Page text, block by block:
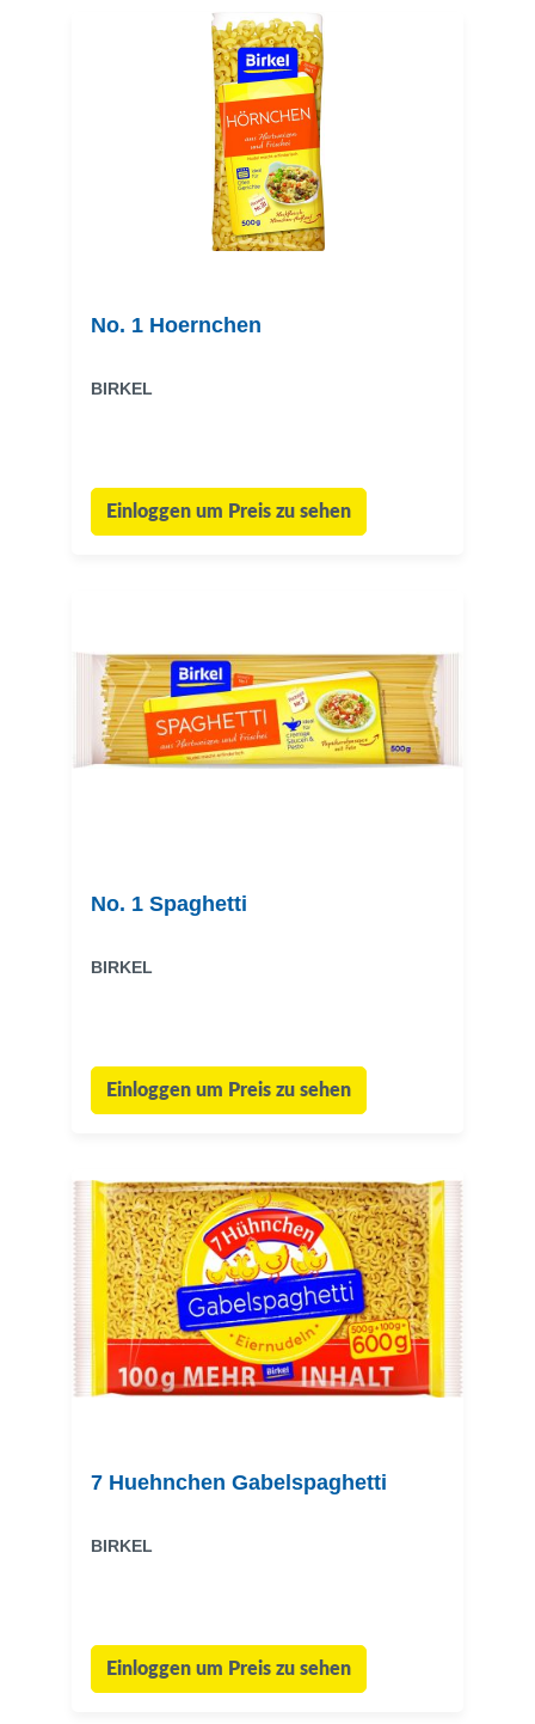
No. 1 Hoernchen
BIRKEL
Einloggen um Preis zu sehen
No. 1 Spaghetti
BIRKEL
Einloggen um Preis zu sehen
7 Huehnchen Gabelspaghetti
BIRKEL
Einloggen um Preis zu sehen